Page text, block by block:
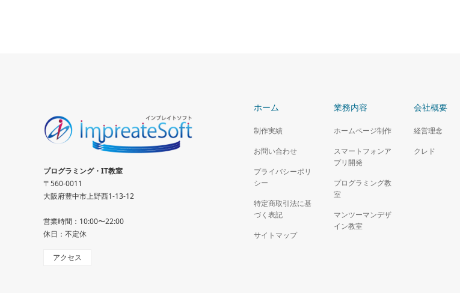
ホーム
制作実績
お問い合わせ
プライバシーポリ
シー
特定商取引法に基
づく表記
サイトマップ
業務内容
ホームページ制作
スマートフォンア
プリ開発
プログラミング教
室
マンツーマンデザ
イン教室
会社概要
経営理念
クレド
プログラミング・IT教室
〒560-0011
大阪府豊中市上野西1-13-12
営業時間：10:00〜22:00
休日：不定休
アクセス